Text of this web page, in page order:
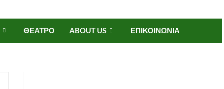
ΘΕΑΤΡΟ ABOUT US ΕΠΙΚΟΙΝΩΝΙΑ